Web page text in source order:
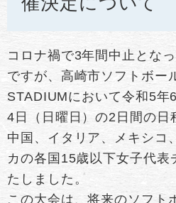
コロナ禍で3年間中止とな
ですが、高崎市ソフトボー
STADIUMにおいて令和5年
4日（日曜日）の2日間の日
中国、イタリア、メキシコ
カの各国15歳以下女子代表
たしました。
この大会は、将来のソフト